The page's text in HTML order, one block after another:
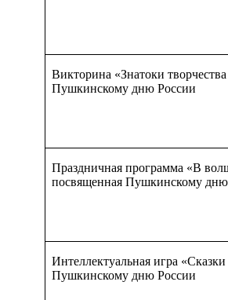
Викторина «Знатоки
Пушкинскому дню России
Праздничная программа «В
посвященная Пушкинскому
Интеллектуальная игра
Пушкинскому дню России